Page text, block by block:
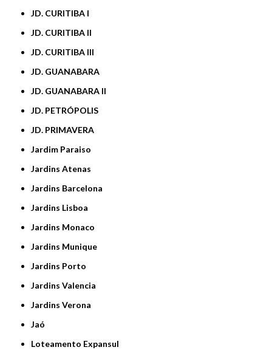
JD. CURITIBA I
JD. CURITIBA II
JD. CURITIBA III
JD. GUANABARA
JD. GUANABARA II
JD. PETRÓPOLIS
JD. PRIMAVERA
Jardim Paraiso
Jardins Atenas
Jardins Barcelona
Jardins Lisboa
Jardins Monaco
Jardins Munique
Jardins Porto
Jardins Valencia
Jardins Verona
Jaó
Loteamento Expansul